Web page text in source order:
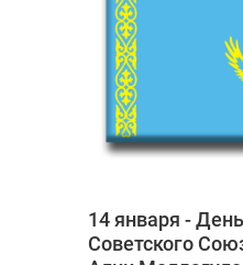
14 января -
Советского